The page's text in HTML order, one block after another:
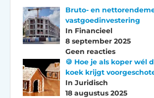
Bruto- en
vastgoedinvestering
In Financieel
8 september 2025
Geen reacties
🍪 Hoe je als koper wél
koek krijgt
In Juridisch
18 augustus 2025